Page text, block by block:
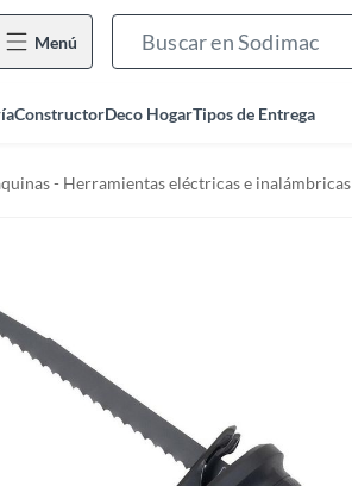
Menú
ConstructorDeco HogarTipos de Entrega
- Herramientas eléctricas e inalámbricas